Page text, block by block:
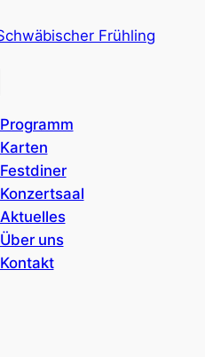
Programm
Karten
Festdiner
Konzertsaal
Aktuelles
Über uns
Kontakt